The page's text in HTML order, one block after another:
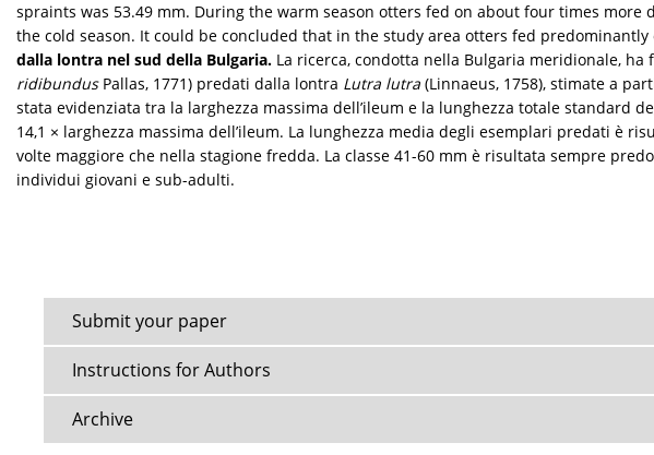
spraints was 53.49 mm. During the warm season otters fed on about four times
the cold season. It could be concluded that in the study area otters fed
dalla lontra nel sud della Bulgaria. La ricerca, condotta nella Bulgaria meridionale,
ridibundusPallas, 1771) predati dalla lontra Lutra lutra (Linnaeus, 1758), stimate a
stata evidenziata tra la larghezza massima dell’ileum e la lunghezza totale standard
14,1 × larghezza massima dell’ileum. La lunghezza media degli esemplari predati è
volte maggiore che nella stagione fredda. La classe 41-60 mm è risultata sempre
individui giovani e sub-adulti.
Submit your paper
Instructions for Authors
Archive